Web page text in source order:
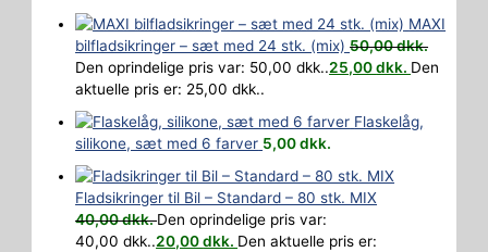
MAXI
bilfladsikringer – sæt med 24 stk. (mix) 50,00dkk.
Den oprindelige pris var: 50,00 dkk..25,00dkk. Den
aktuelle pris er: 25,00 dkk..
Flaskelåg,
silikone, sæt med 6 farver 5,00dkk.
Fladsikringer til Bil – Standard – 80 stk. MIX
40,00dkk.Den oprindelige pris var:
40,00 dkk..20,00dkk. Den aktuelle pris er: